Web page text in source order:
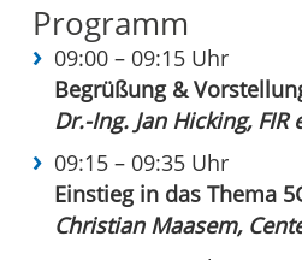
Programm
09:00 – 09:15 Uhr
Begrüßung &
Dr.-Ing. Jan Hicking, FIR
09:15 – 09:35 Uhr
Einstieg in das Thema
Christian Maasem,